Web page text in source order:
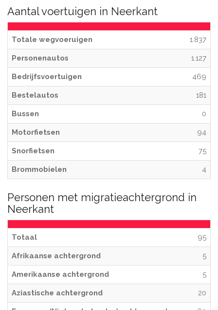
Aantal voertuigen in Neerkant
Totale wegvoeruigen 1.837
Personenautos 1.127
Bedrijfsvoertuigen 469
Bestelautos 181
Bussen 0
Motorfietsen 94
Snorfietsen 75
Brommobielen 4
Personen met migratieachtergrond in
Neerkant
Totaal 95
Afrikaanse achtergrond 5
Amerikaanse achtergrond 5
Aziastische achtergrond 20